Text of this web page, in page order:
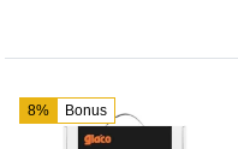
8% Bonus